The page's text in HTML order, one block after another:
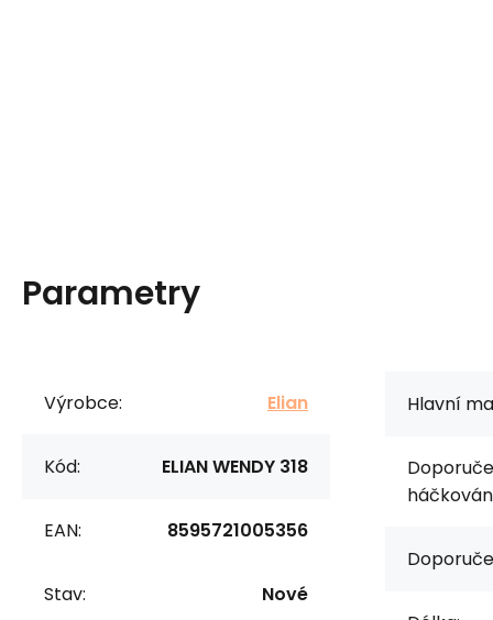
Parametry
Výrobce: Elian
Kód: ELIAN WENDY 318
EAN: 8595721005356
Stav: Nové
Hlavní